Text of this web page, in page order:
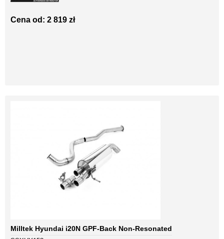
Cena od: 2 819 zł
Milltek Hyundai i20N GPF-Back Non-Resonated